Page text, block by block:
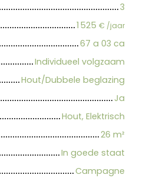
3
1 525 € /jaar
67 a 03 ca
Individueel volgzaam
Hout/Dubbele beglazing
Ja
Hout, Elektrisch
26 m²
In goede staat
Campagne